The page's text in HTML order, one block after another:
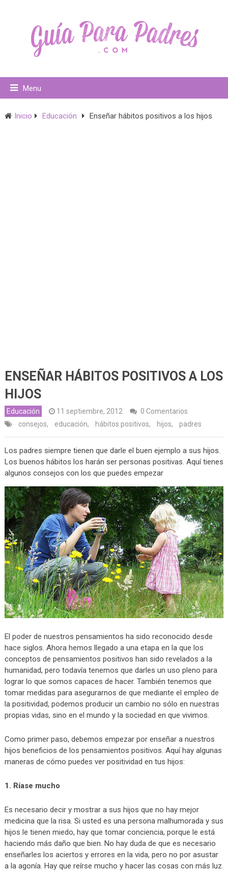
Menu
Inicio Educación Enseñar hábitos positivos a los hijos
ENSEÑAR HÁBITOS POSITIVOS A LOS
HIJOS
Educación 11 septiembre, 2012
0 Comentarios
consejos, educación, hábitos positivos, hijos, padres
Los padres siempre tienen que darle el buen ejemplo a sus hijos.
Los buenos hábitos los harán ser personas positivas. Aquí tienes
algunos consejos con los que puedes empezar
El poder de nuestros pensamientos ha sido reconocido desde
hace siglos. Ahora hemos llegado a una etapa en la que los
conceptos de pensamientos positivos han sido revelados a la
humanidad, pero todavía tenemos que darles un uso pleno para
lograr lo que somos capaces de hacer. También tenemos que
tomar medidas para asegurarnos de que mediante el empleo de
la positividad, podemos producir un cambio no sólo en nuestras
propias vidas, sino en el mundo y la sociedad en que vivimos.
Como primer paso, debemos empezar por enseñar a nuestros
hijos beneficios de los pensamientos positivos. Aquí hay algunas
maneras de cómo puedes ver positividad en tus hijos:
1. Ríase mucho
Es necesario decir y mostrar a sus hijos que no hay mejor
medicina que la risa. Si usted es una persona malhumorada y sus
hijos le tienen miedo, hay que tomar conciencia, porque le está
haciendo más daño que bien. No hay duda de que es necesario
enseñarles los aciertos y errores en la vida, pero no por asustar
a la agonía. Hay que reírse mucho y hacer las cosas con más luz.